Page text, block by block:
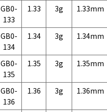
GB0-
133
1.33 3g 1.33mm
GB0-
134
1.34 3g 1.34mm
GB0-
135
1.35 3g 1.35mm
GB0-
136
1.36 3g 1.36mm